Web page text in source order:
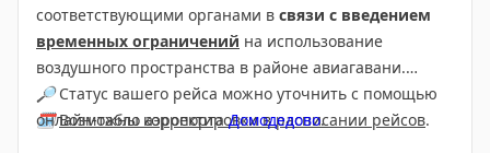
соответствующими органами в связи с введением
временных ограничений на использование
воздушного пространства в районе авиагавани.
🗓 Возможны корректировки в расписании рейсов.
🔎Статус вашего рейса можно уточнить с помощью
онлайн-табло аэропортаДомодедово.